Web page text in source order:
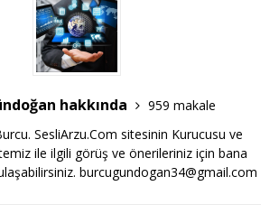
hakkında
959 makale
SesliArzu.Com sitesinin Kurucusu ve
ile ilgili görüş ve önerileriniz için bana
burcugundogan34@gmail.com